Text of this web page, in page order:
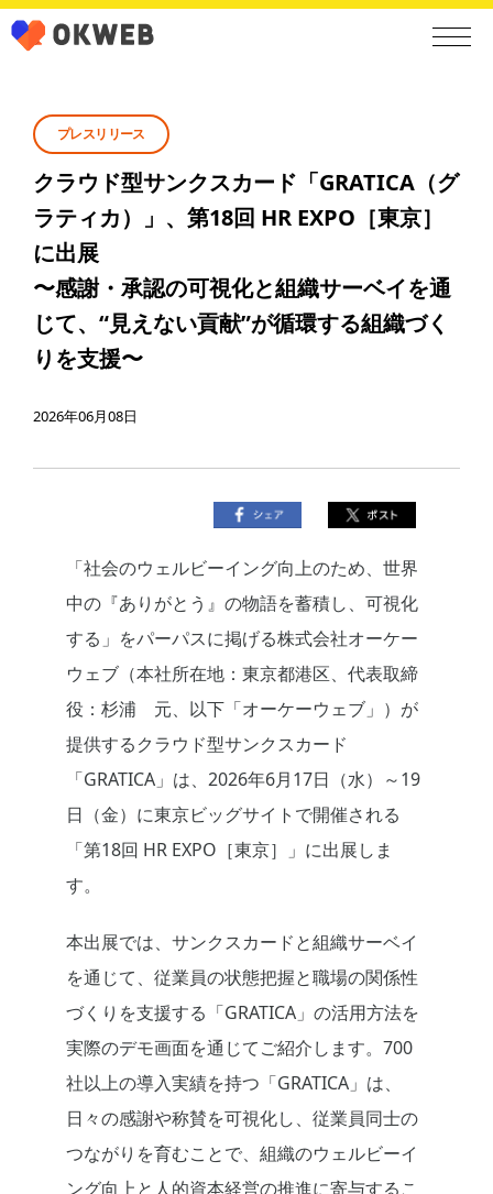
プレスリリース
クラウド型サンクスカード「GRATICA（グ
ラティカ）」、第18回 HR EXPO［東京］
に出展
〜感謝・承認の可視化と組織サーベイを通
じて、“見えない貢献”が循環する組織づく
りを支援〜
2026年06月08日
「社会のウェルビーイング向上のため、世界
中の『ありがとう』の物語を蓄積し、可視化
する」をパーパスに掲げる株式会社オーケー
ウェブ（本社所在地：東京都港区、代表取締
役：杉浦 元、以下「オーケーウェブ」）が
提供するクラウド型サンクスカード
「GRATICA」は、2026年6月17日（水）～19
日（金）に東京ビッグサイトで開催される
「第18回 HR EXPO［東京］」に出展しま
す。
本出展では、サンクスカードと組織サーベイ
を通じて、従業員の状態把握と職場の関係性
づくりを支援する「GRATICA」の活用方法を
実際のデモ画面を通じてご紹介します。700
社以上の導入実績を持つ「GRATICA」は、
日々の感謝や称賛を可視化し、従業員同士の
つながりを育むことで、組織のウェルビーイ
ング向上と人的資本経営の推進に寄与するこ